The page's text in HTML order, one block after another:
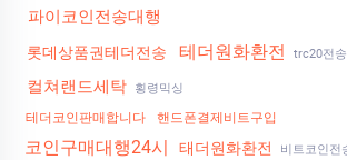
파이코인전송대행
롯데상품권테더전송 테더원화환전 trc20전
컬쳐랜드세탁 횡령믹싱
테더코인판매합니다 핸드폰결제비트구입
코인구매대행24시 태더원화환전 비트코인전